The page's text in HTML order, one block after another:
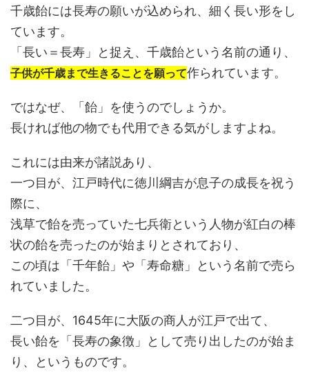
千歳飴には長寿の願いが込められ、細く長い形をし
ています。
「長い＝長寿」と捉え、千歳飴という名前の通り、
子供が千歳まで生きることを願って作られています。
ではなぜ、「飴」を使うのでしょうか。
長ければ他の物でも代用できる気がしますよね。
これには由来が諸説あり、
一つ目が、江戸時代に徳川綱吉が息子の成長を祝う
際に、
浅草で飴を売っていた七兵衛という人物が紅白の棒
状の飴を売ったのが始まりとされており、
この頃は「千年飴」や「寿命糖」という名前で売ら
れていました。
二つ目が、1645年に大阪の商人が江戸で出て、
長い飴を「長寿の象徴」として売り出したのが始ま
り、というものです。